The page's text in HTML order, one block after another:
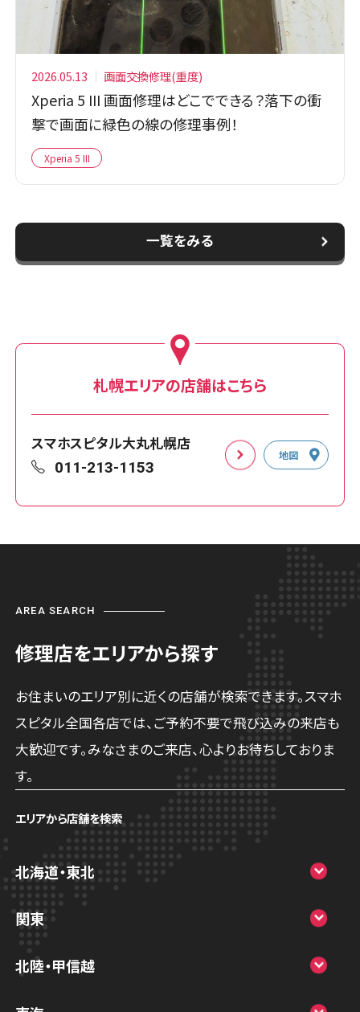
2026.05.13 画面交換修理(重度)
Xperia 5 III 画面修理はどこでできる？落下の衝
撃で画面に緑色の線の修理事例！
Xperia 5 III
一覧をみる
札幌エリアの店舗はこちら
スマホスピタル大丸札幌店
011-213-1153
地図
AREA SEARCH
修理店をエリアから探す
お住まいのエリア別に近くの店舗が検索できます。スマホ
スピタル全国各店では、ご予約不要で飛び込みの来店も
大歓迎です。みなさまのご来店、心よりお待ちしておりま
す。
エリアから店舗を検索
北海道・東北
スマホスピタル大丸札幌
関東
スマホスピタル宇都宮
北陸・甲信越
スマホスピタルアル・プラザ小松